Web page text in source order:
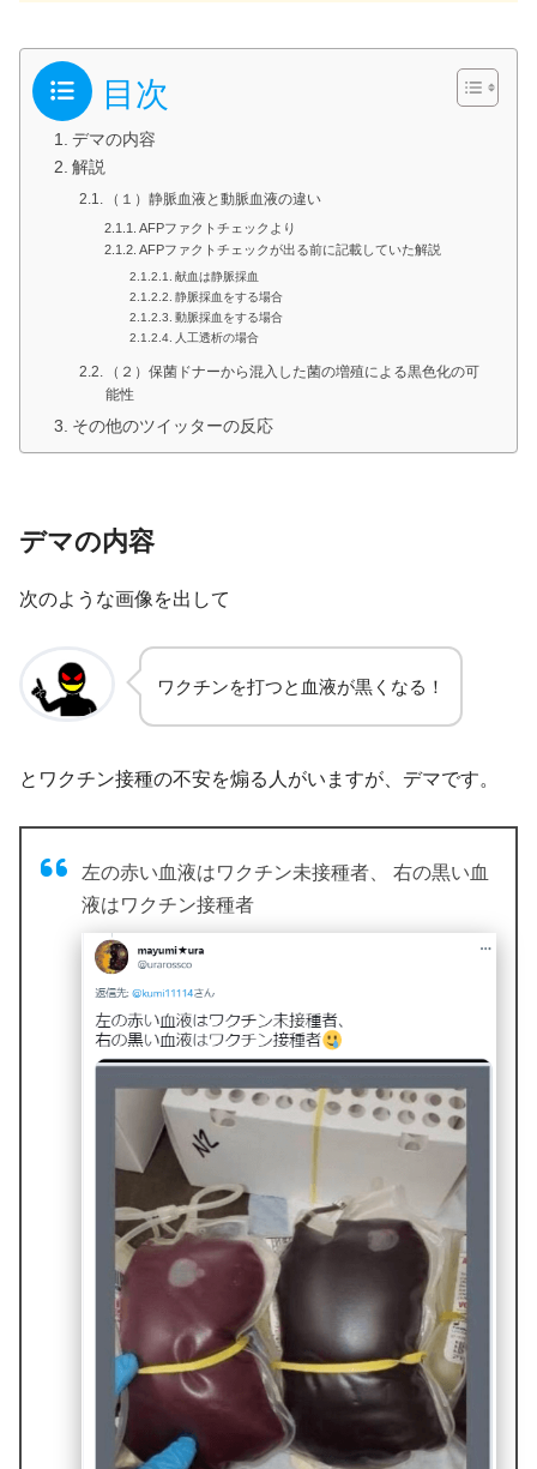
目次
デマの内容
解説
（１）静脈血液と動脈血液の違い
AFPファクトチェックより
AFPファクトチェックが出る前に記載していた解説
献血は静脈採血
静脈採血をする場合
動脈採血をする場合
人工透析の場合
（２）保菌ドナーから混入した菌の増殖による黒色化の可
能性
その他のツイッターの反応
デマの内容
次のような画像を出して
ワクチンを打つと血液が黒くなる！
とワクチン接種の不安を煽る人がいますが、デマです。
左の赤い血液はワクチン未接種者、 右の黒い血
液はワクチン接種者